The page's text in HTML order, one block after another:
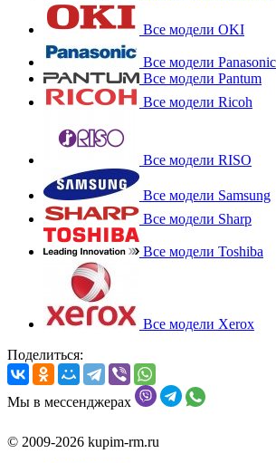
Все модели OKI
Все модели Panasonic
Все модели Pantum
Все модели Ricoh
Все модели RISO
Все модели Samsung
Все модели Sharp
Все модели Toshiba
Все модели Xerox
Поделиться:
Мы в мессенджерах
© 2009-2026 kupim-rm.ru